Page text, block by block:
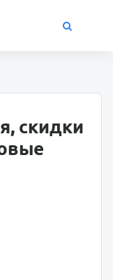
скидки